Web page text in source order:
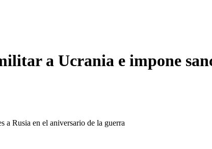
a Ucrania e impone
Rusia en el aniversario de la guerra